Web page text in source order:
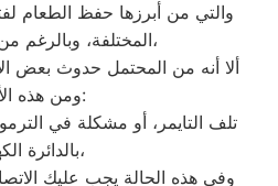
والتي من أبرزها حفظ الطعام
المختلفة، وبالرغم من مميزاته العديدة،
ألا أنه من المحتمل حدوث بعض
ومن هذه الأعطال:
تلف التايمر، أو مشكلة في
بالدائرة الكهربائية،
وفي هذه الحالة يجب عليك